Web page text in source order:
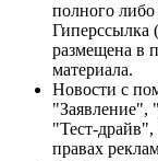
полного либо
Гиперссылка
размещена в
материала.
Новости с
"Тест-
правах